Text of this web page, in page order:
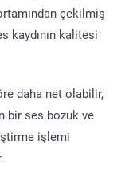
çekilmiş
kaydının kalitesi
daha net olabilir,
bir ses bozuk ve
işlemi